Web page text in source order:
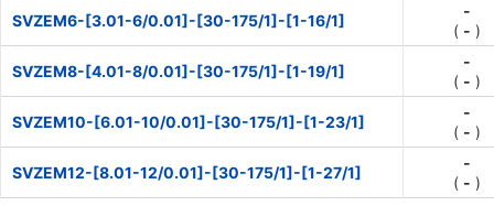
SVZEM6-[3.01-6/0.01]-[30-175/1]-[1-16/1]
-
( - )
SVZEM8-[4.01-8/0.01]-[30-175/1]-[1-19/1]
-
( - )
SVZEM10-[6.01-10/0.01]-[30-175/1]-[1-23/1]
-
( - )
SVZEM12-[8.01-12/0.01]-[30-175/1]-[1-27/1]
-
( - )